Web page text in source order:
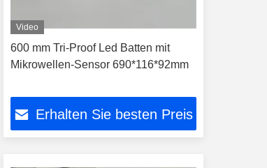
Video
600 mm Tri-Proof Led Batten mit
Mikrowellen-Sensor 690*116*92mm
Erhalten Sie besten Preis